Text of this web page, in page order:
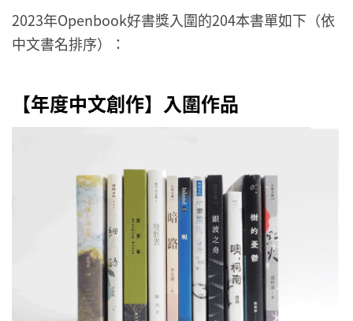
2023年Openbook好書獎入圍的204本書單如下（依
中文書名排序）：
【年度中文創作】入圍作品